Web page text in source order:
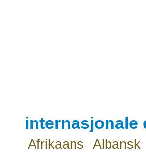
internasjonale
Afrikaans Albansk